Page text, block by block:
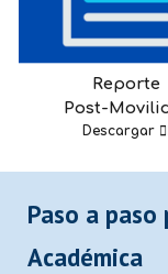
Reporte
Post-
Descargar
Paso a
Académica